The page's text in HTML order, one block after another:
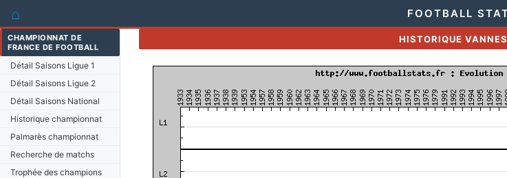
⌂ FOOTBALL
CHAMPIONNAT DE
FRANCE DE FOOTBALL
Détail Saisons Ligue 1
Détail Saisons Ligue 2
Détail Saisons National
Historique championnat
Palmarès championnat
Recherche de matchs
Trophée des champions
HISTORIQUE